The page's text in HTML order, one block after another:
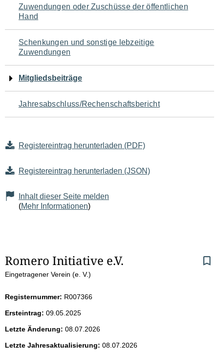
Zuwendungen oder Zuschüsse der öffentlichen
Hand
Schenkungen und sonstige lebzeitige
Zuwendungen
Mitgliedsbeiträge
Jahresabschluss/Rechenschaftsbericht
Registereintrag herunterladen (PDF)
Registereintrag herunterladen (JSON)
Inhalt dieser Seite melden
(Mehr Informationen)
S
e
i
t
e
Romero Initiative e.V.
Eingetragener Verein (e. V.)
Registernummer: R007366
Ersteintrag: 09.05.2025
Letzte Änderung: 08.07.2026
Letzte Jahresaktualisierung: 08.07.2026